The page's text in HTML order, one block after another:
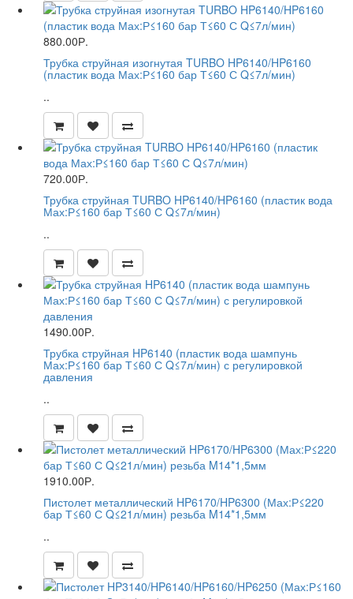
880.00Р.
Трубка струйная изогнутая TURBO HP6140/HP6160
(пластик вода Мах:Р≤160 бар Т≤60 С Q≤7л/мин)
..
720.00Р.
Трубка струйная TURBO HP6140/HP6160 (пластик вода
Мах:Р≤160 бар Т≤60 С Q≤7л/мин)
..
1490.00Р.
Трубка струйная HP6140 (пластик вода шампунь
Мах:Р≤160 бар Т≤60 С Q≤7л/мин) с регулировкой
давления
..
1910.00Р.
Пистолет металлический HP6170/HP6300 (Мах:Р≤220
бар Т≤60 С Q≤21л/мин) резьба M14*1,5мм
..